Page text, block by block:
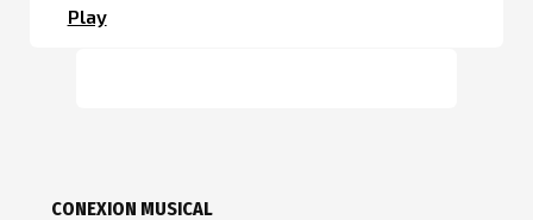
Play
CONEXION MUSICAL